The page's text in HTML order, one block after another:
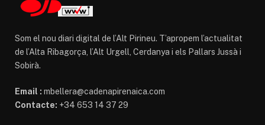
Som el nou diari digital de l’Alt Pirineu. T’apropem l’actualitat
de l’Alta Ribagorça, l’Alt Urgell, Cerdanya i els Pallars Jussà i
Sobirà.
Email : mbellera@cadenapirenaica.com
Contacte: +34 653 14 37 29